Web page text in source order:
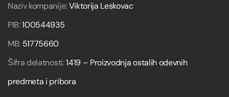
Naziv kompanije:Viktorija Leskovac
PIB:100544935
MB: 51775660
Šifra delatnosti:1419 – Proizvodnja ostalih odevnih
predmeta i pribora